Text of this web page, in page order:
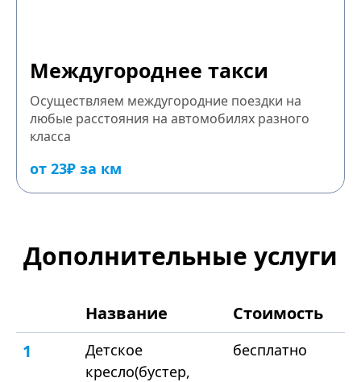
Междугороднее такси
Осуществляем междугородние поездки на
любые расстояния на автомобилях разного
класса
от 23₽ за км
Дополнительные услуги
Название
Стоимость
1
Детское
кресло(бустер,
бесплатно